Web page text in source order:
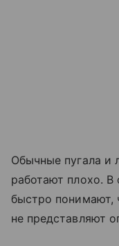
Обычные пугала и
работают плохо. В
быстро понимают,
не представляют